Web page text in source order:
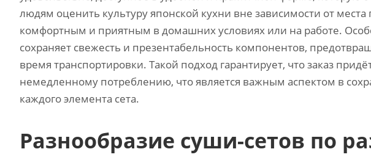
людям оценить культуру японской кухни вне зависимости от
комфортным и приятным в домашних условиях или на работе.
сохраняет свежесть и презентабельность компонентов,
время транспортировки. Такой подход гарантирует, что заказ
немедленному потреблению, что является важным аспектом в
каждого элемента сета.
Разнообразие суши-сетов по